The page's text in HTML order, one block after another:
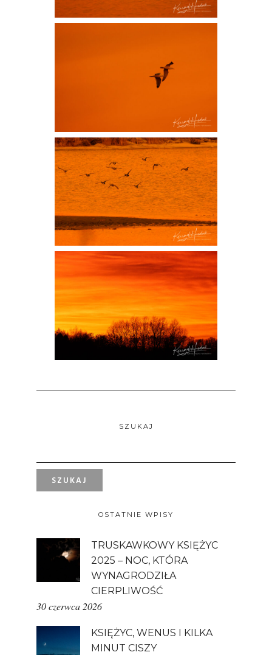
SZUKAJ
OSTATNIE WPISY
TRUSKAWKOWY KSIĘŻYC
2025 – NOC, KTÓRA
WYNAGRODZIŁA
CIERPLIWOŚĆ
30 czerwca 2026
KSIĘŻYC, WENUS I KILKA
MINUT CISZY